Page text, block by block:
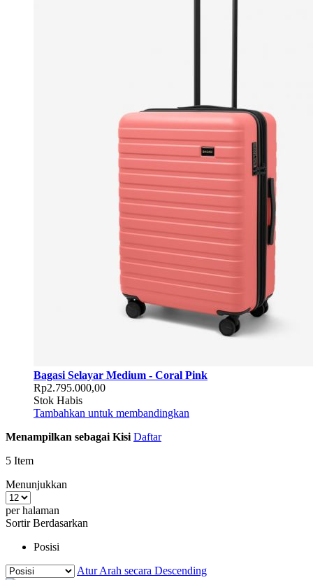
Bagasi Selayar Medium - Coral Pink
Rp2.795.000,00
Stok Habis
Tambahkan untuk membandingkan
Menampilkan sebagai Kisi Daftar
5 Item
Menunjukkan
per halaman
Sortir Berdasarkan
Posisi
Atur Arah secara Descending